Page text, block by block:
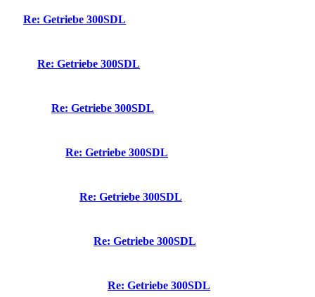
Re: Getriebe 300SDL
Re: Getriebe 300SDL
Re: Getriebe 300SDL
Re: Getriebe 300SDL
Re: Getriebe 300SDL
Re: Getriebe 300SDL
Re: Getriebe 300SDL